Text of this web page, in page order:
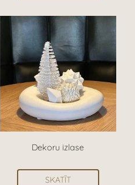
Dekoru izlase
SKATĪT